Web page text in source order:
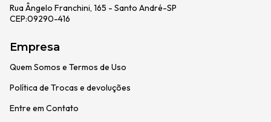
Rua Ângelo Franchini, 165 - Santo André-SP
CEP:09290-416
Empresa
Quem Somos e Termos de Uso
Política de Trocas e devoluções
Entre em Contato